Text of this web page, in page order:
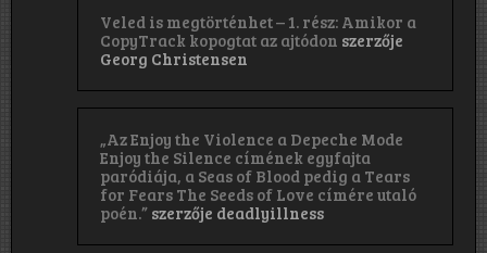
Veled is megtörténhet – 1. rész: Amikor a
CopyTrack kopogtat az ajtódon szerzője
Georg Christensen
„Az Enjoy the Violence a Depeche Mode
Enjoy the Silence címének egyfajta
paródiája, a Seas of Blood pedig a Tears
for Fears The Seeds of Love címére utaló
poén.” szerzője deadlyillness